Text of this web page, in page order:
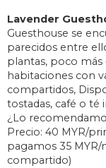
Lavender
Guesthouse se
parecidos entre
plantas, poco más
habitaciones con
compartidos,
tostadas, café o té
¿Lo
Precio: 40 MYR/
pagamos 35
compartido)